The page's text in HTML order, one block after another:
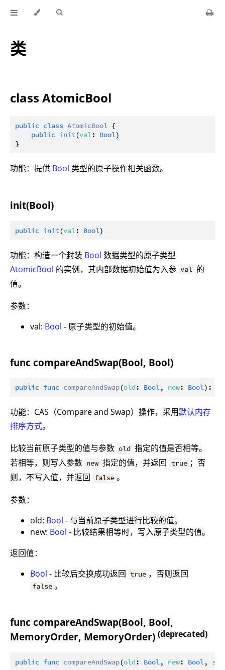
类
class AtomicBool
public class AtomicBool {
public init(val: Bool)
功能：提供 Bool 类型的原子操作相关函数。
init(Bool)
public init(val: Bool
功能：构造一个封装 Bool 数据类型的原子类型
AtomicBool 的实例，其内部数据初始值为入参 val 的
值。
参数：
val: Bool - 原子类型的初始值。
func compareAndSwap(Bool, Bool)
public func compareAndSwap(old: Bool, new: Bool):
功能：CAS（Compare and Swap）操作，采用默认内存
排序方式。
比较当前原子类型的值与参数 old 指定的值是否相等。
若相等，则写入参数 new 指定的值，并返回 true ；否
则，不写入值，并返回 false 。
参数：
old: Bool - 与当前原子类型进行比较的值。
new: Bool - 比较结果相等时，写入原子类型的值。
返回值：
Bool - 比较后交换成功返回 true ，否则返回
false 。
func compareAndSwap(Bool, Bool,
MemoryOrder, MemoryOrder) (deprecated)
public func compareAndSwap(old: Bool, new: Bool,